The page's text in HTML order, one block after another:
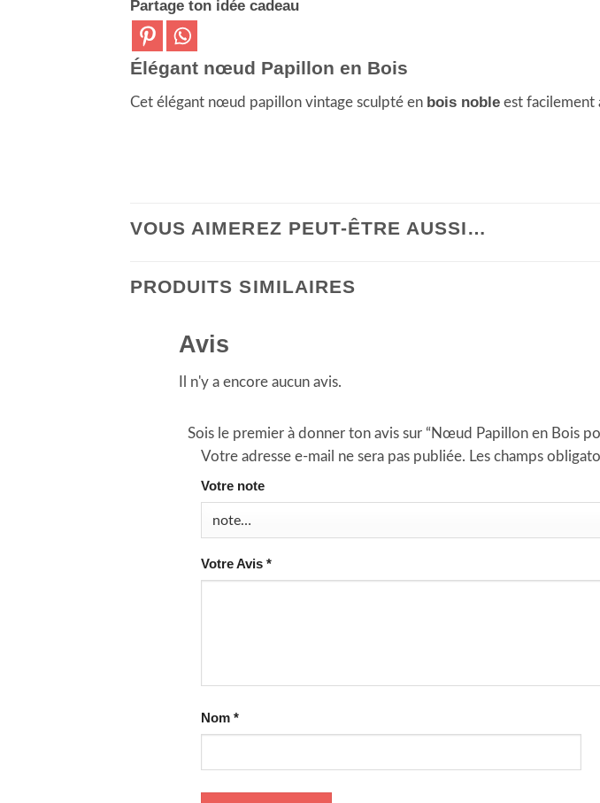
Partage ton idée cadeau
Élégant nœud Papillon en Bois
Cet élégant nœud papillon vintage sculpté en bois noble est facilement
VOUS AIMEREZ PEUT-ÊTRE AUSSI…
PRODUITS SIMILAIRES
Avis
Il n'y a encore aucun avis.
Sois le premier à donner ton avis sur “Nœud Papillon en Bois
Votre adresse e-mail ne sera pas publiée. Les champs
Votre note
Votre Avis *
Nom *